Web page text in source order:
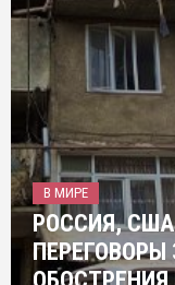
В МИРЕ
РОССИЯ,